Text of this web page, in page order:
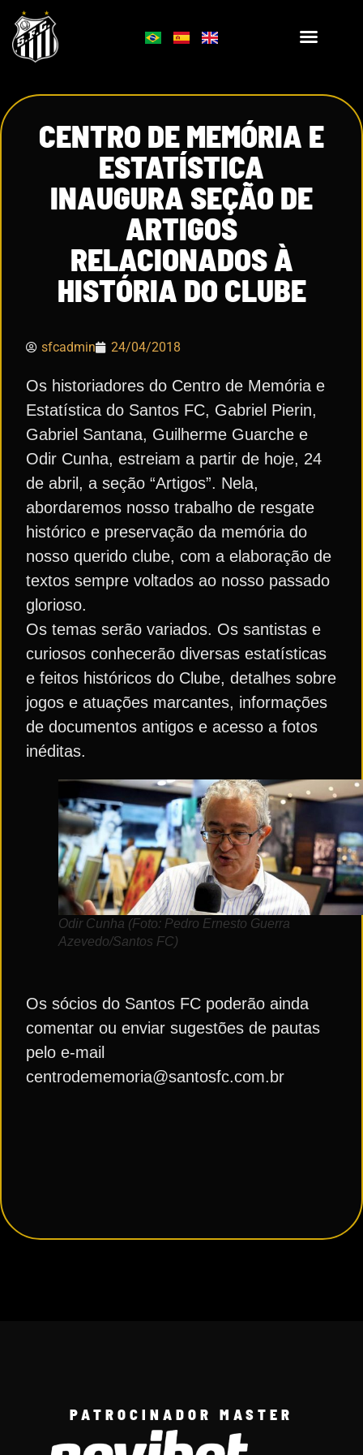
CENTRO DE MEMÓRIA E
ESTATÍSTICA
INAUGURA SEÇÃO DE
ARTIGOS
RELACIONADOS À
HISTÓRIA DO CLUBE
sfcadmin 24/04/2018
Os historiadores do Centro de Memória e
Estatística do Santos FC, Gabriel Pierin,
Gabriel Santana, Guilherme Guarche e
Odir Cunha, estreiam a partir de hoje, 24
de abril, a seção “Artigos”. Nela,
abordaremos nosso trabalho de resgate
histórico e preservação da memória do
nosso querido clube, com a elaboração de
textos sempre voltados ao nosso passado
glorioso.
Os temas serão variados. Os santistas e
curiosos conhecerão diversas estatísticas
e feitos históricos do Clube, detalhes sobre
jogos e atuações marcantes, informações
de documentos antigos e acesso a fotos
inéditas.
Odir Cunha (Foto: Pedro Ernesto Guerra
Azevedo/Santos FC)
Os sócios do Santos FC poderão ainda
comentar ou enviar sugestões de pautas
pelo e-mail
centrodememoria@santosfc.com.br
PATROCINADOR MASTER